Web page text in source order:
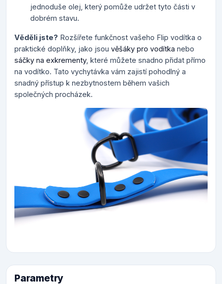
jednoduše olej, který pomůže udržet tyto části v
dobrém stavu.
Věděli jste? Rozšířete funkčnost vašeho Flip vodítka o
praktické doplňky, jako jsou věšáky pro vodítka nebo
sáčky na exkrementy, které můžete snadno přidat přímo
na vodítko. Tato vychytávka vám zajistí pohodlný a
snadný přístup k nezbytnostem během vašich
společných procházek.
Parametry